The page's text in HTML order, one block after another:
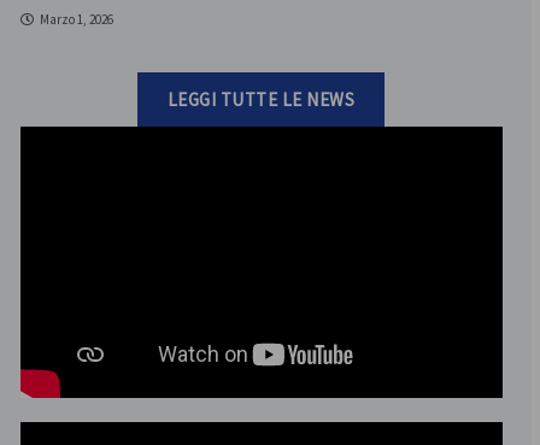
Marzo 1, 2026
LEGGI TUTTE LE NEWS